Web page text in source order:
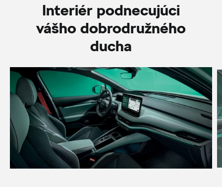
Interiér podnecujúci
vášho dobrodružného
ducha